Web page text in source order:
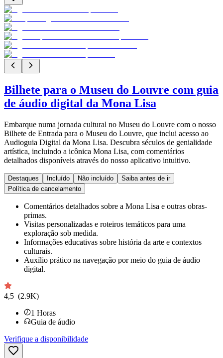
Bilhete para o Museu do Louvre com guia
de áudio digital da Mona Lisa
Embarque numa jornada cultural no Museu do Louvre com o nosso
Bilhete de Entrada para o Museu do Louvre, que inclui acesso ao
Audioguia Digital da Mona Lisa. Descubra séculos de genialidade
artística, incluindo a icônica Mona Lisa, com comentários
detalhados disponíveis através do nosso aplicativo intuitivo.
Destaques Incluído Não incluído
Saiba antes de ir
Política de cancelamento
Comentários detalhados sobre a Mona Lisa e outras obras-
primas.
Visitas personalizadas e roteiros temáticos para uma
exploração sob medida.
Informações educativas sobre história da arte e contextos
culturais.
Auxílio prático na navegação por meio do guia de áudio
digital.
4,5 (2.9K)
1 Horas
Guia de áudio
Verifique a disponibilidade